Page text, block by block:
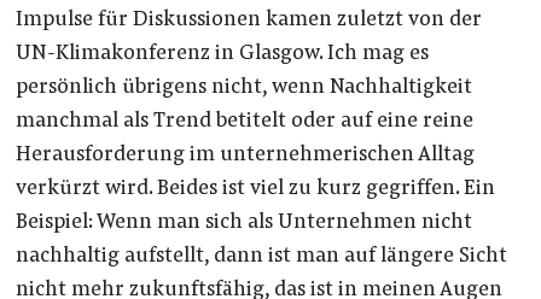
Impulse für Diskussionen kamen zuletzt von der
UN-Klimakonferenz in Glasgow. Ich mag es
persönlich übrigens nicht, wenn Nachhaltigkeit
manchmal als Trend betitelt oder auf eine reine
Herausforderung im unternehmerischen Alltag
verkürzt wird. Beides ist viel zu kurz gegriffen. Ein
Beispiel: Wenn man sich als Unternehmen nicht
nachhaltig aufstellt, dann ist man auf längere Sicht
nicht mehr zukunftsfähig, das ist in meinen Augen